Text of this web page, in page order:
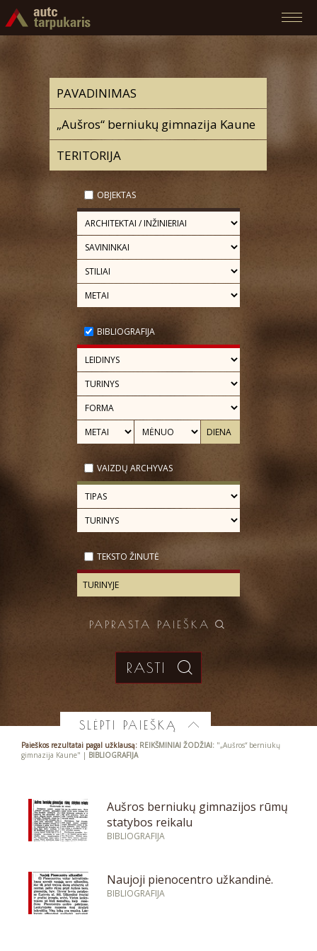
OBJEKTAS
BIBLIOGRAFIJA
VAIZDŲ ARCHYVAS
TEKSTO ŽINUTĖ
PAPRASTA PAIEŠKA
SLĖPTI PAIEŠKĄ
Paieškos rezultatai pagal užklausą: REIKŠMINIAI ŽODŽIAI: "„Aušros“ berniukų
gimnazija Kaune" | BIBLIOGRAFIJA
Aušros berniukų gimnazijos rūmų
statybos reikalu
BIBLIOGRAFIJA
Naujoji pienocentro užkandinė.
BIBLIOGRAFIJA